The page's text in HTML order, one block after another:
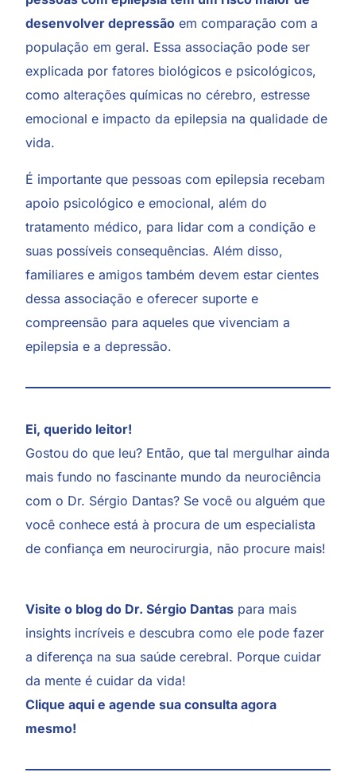
desenvolver depressão em comparação com a
população em geral. Essa associação pode ser
explicada por fatores biológicos e psicológicos,
como alterações químicas no cérebro, estresse
emocional e impacto da epilepsia na qualidade de
vida.
É importante que pessoas com epilepsia recebam
apoio psicológico e emocional, além do
tratamento médico, para lidar com a condição e
suas possíveis consequências. Além disso,
familiares e amigos também devem estar cientes
dessa associação e oferecer suporte e
compreensão para aqueles que vivenciam a
epilepsia e a depressão.
Ei, querido leitor!
Gostou do que leu? Então, que tal mergulhar ainda
mais fundo no fascinante mundo da neurociência
com o Dr. Sérgio Dantas? Se você ou alguém que
você conhece está à procura de um especialista
de confiança em neurocirurgia, não procure mais!
Visite o blog do Dr. Sérgio Dantas para mais
insights incríveis e descubra como ele pode fazer
a diferença na sua saúde cerebral. Porque cuidar
da mente é cuidar da vida!
Clique aqui e agende sua consulta agora
mesmo!